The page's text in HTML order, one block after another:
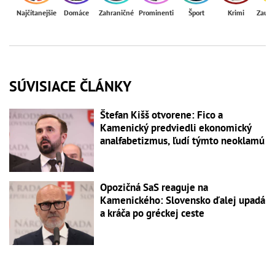
Najčítanejšie Domáce Zahraničné Prominenti Šport Krimi
SÚVISIACE ČLÁNKY
Štefan Kišš otvorene: Fico a
Kamenický predviedli ekonomický
analfabetizmus, ľudí týmto neoklamú
Opozičná SaS reaguje na
Kamenického: Slovensko ďalej upadá
a kráča po gréckej ceste